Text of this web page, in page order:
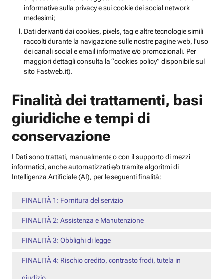
informative sulla privacy e sui cookie dei social network
medesimi;
Dati derivanti dai cookies, pixels, tag e altre tecnologie simili
raccolti durante la navigazione sulle nostre pagine web, l’uso
dei canali social e email informative e/o promozionali. Per
maggiori dettagli consulta la “cookies policy” disponibile sul
sito Fastweb.it).
Finalità dei trattamenti, basi
giuridiche e tempi di
conservazione
I Dati sono trattati, manualmente o con il supporto di mezzi
informatici, anche automatizzati e/o tramite algoritmi di
Intelligenza Artificiale (AI), per le seguenti finalità:
FINALITÀ 1: Fornitura del servizio
FINALITÀ 2: Assistenza e Manutenzione
FINALITÀ 3: Obblighi di legge
FINALITÀ 4: Rischio credito, contrasto frodi, tutela in